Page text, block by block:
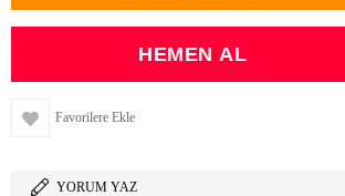
Favorilere Ekle
YORUM YAZ